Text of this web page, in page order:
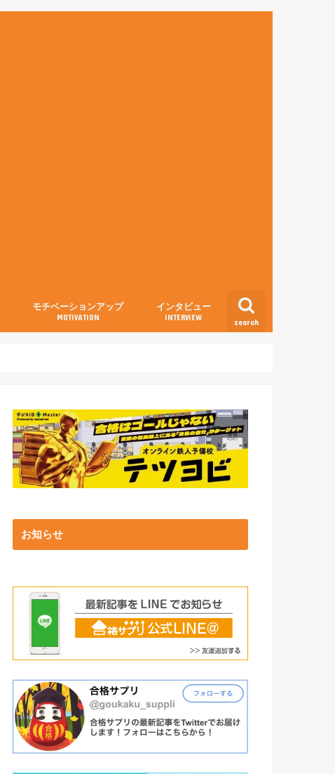
search
モチベーションアップ
MOTIVATION
インタビュー
INTERVIEW
お知らせ